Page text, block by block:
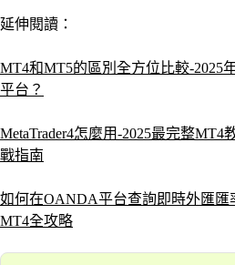
延伸閱讀：
MT4和MT5的區別全方位比較-2025
平台？
MetaTrader4怎麼用-2025最完整MT4
戰指南
如何在OANDA平台查詢即時外匯匯
MT4全攻略